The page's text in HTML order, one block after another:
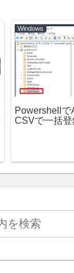
Windows
Powershellで
CSVで一括登